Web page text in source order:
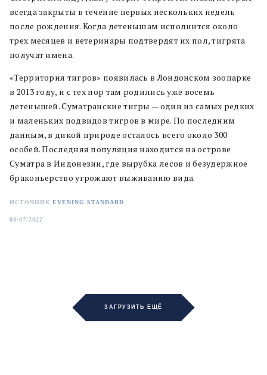
всегда закрыты в течение первых нескольких недель
после рождения. Когда детенышам исполнится около
трех месяцев и ветеринары подтвердят их пол, тигрята
получат имена.
«Территория тигров» появилась в Лондонском зоопарке
в 2013 году, и с тех пор там родились уже восемь
детенышей. Суматранские тигры — один из самых редких
и маленьких подвидов тигров в мире. По последним
данным, в дикой природе осталось всего около 300
особей. Последняя популяция находится на острове
Суматра в Индонезии, где вырубка лесов и безудержное
браконьерство угрожают выживанию вида.
ИСТОЧНИК EVENING STANDARD
08/07/2022
ЗАГРУЗИТЬ ЕЩЁ